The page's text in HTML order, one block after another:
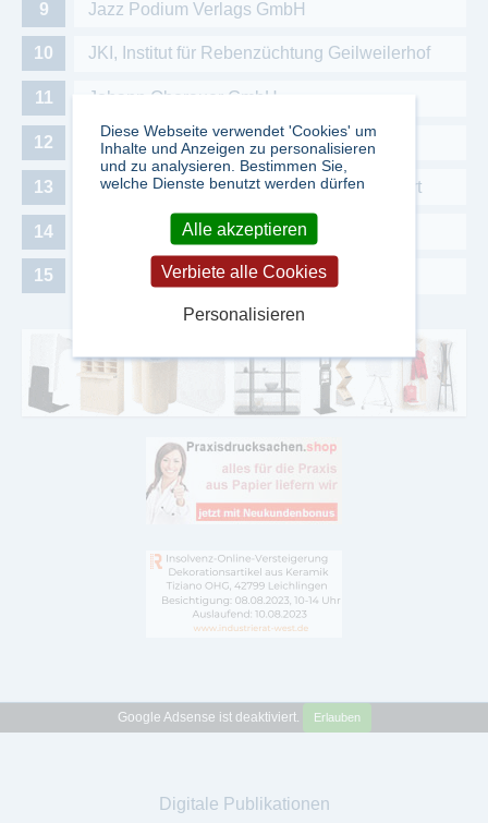
Jazz Podium Verlags GmbH
JKI, Institut für Rebenzüchtung Geilweilerhof
Johann Oberauer GmbH
Josef Brodacz Chemiereport.at
Josef Keller GmbH & Co. Verlags-KG Erfurt
Junfermann Verlag GmbH
Jura Soyfer Gesellschaft
Google Adsense ist deaktiviert. Erlauben
Digitale Publikationen
Diese Webseite verwendet 'Cookies' um
Inhalte und Anzeigen zu personalisieren
und zu analysieren. Bestimmen Sie,
welche Dienste benutzt werden dürfen
Alle akzeptieren
Verbiete alle Cookies
Personalisieren